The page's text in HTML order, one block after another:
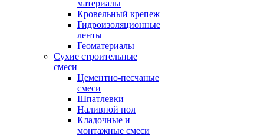
материалы
Кровельный крепеж
Гидроизоляционные
ленты
Геоматериалы
Сухие строительные
смеси
Цементно-песчаные
смеси
Шпатлевки
Наливной пол
Кладочные и
монтажные смеси